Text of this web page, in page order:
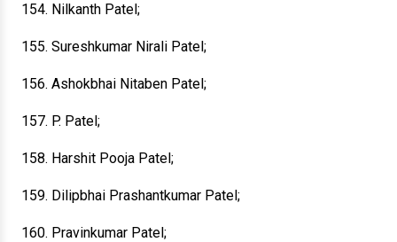
154. Nilkanth Patel;
155. Sureshkumar Nirali Patel;
156. Ashokbhai Nitaben Patel;
157. P. Patel;
158. Harshit Pooja Patel;
159. Dilipbhai Prashantkumar Patel;
160. Pravinkumar Patel;